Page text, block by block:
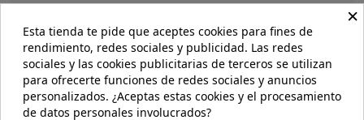
 ×
Esta tienda te pide que aceptes cookies para fines de
rendimiento, redes sociales y publicidad. Las redes
sociales y las cookies publicitarias de terceros se utilizan
para ofrecerte funciones de redes sociales y anuncios
personalizados. ¿Aceptas estas cookies y el procesamiento
de datos personales involucrados?